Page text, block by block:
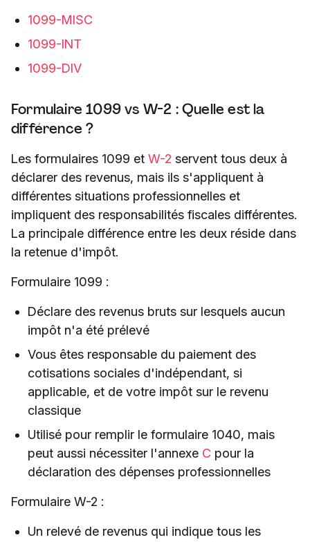
1099-MISC
1099-INT
1099-DIV
Formulaire 1099 vs W-2 : Quelle est la
différence ?
Les formulaires 1099 et W-2 servent tous deux à
déclarer des revenus, mais ils s'appliquent à
différentes situations professionnelles et
impliquent des responsabilités fiscales différentes.
La principale différence entre les deux réside dans
la retenue d'impôt.
Formulaire 1099 :
Déclare des revenus bruts sur lesquels aucun
impôt n'a été prélevé
Vous êtes responsable du paiement des
cotisations sociales d'indépendant, si
applicable, et de votre impôt sur le revenu
classique
Utilisé pour remplir le formulaire 1040, mais
peut aussi nécessiter l'annexe C pour la
déclaration des dépenses professionnelles
Formulaire W-2 :
Un relevé de revenus qui indique tous les